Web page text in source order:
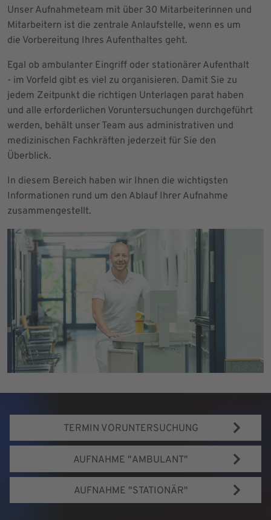
Unser Aufnahmeteam mit über 30 Mitarbeiterinnen und
Mitarbeitern ist die zentrale Anlaufstelle, wenn es um
die Vorbereitung Ihres Aufenthaltes geht.
Egal ob ambulanter Eingriff oder stationärer Aufenthalt
- im Vorfeld gibt es viel zu organisieren. Damit Sie zu
jedem Zeitpunkt die richtigen Unterlagen parat haben
und alle erforderlichen Voruntersuchungen durchgeführt
werden, behält unser Team aus administrativen und
medizinischen Fachkräften jederzeit für Sie den
Überblick.
In diesem Bereich haben wir Ihnen die wichtigsten
Informationen rund um den Ablauf Ihrer Aufnahme
zusammengestellt.
TERMIN VORUNTERSUCHUNG
AUFNAHME "AMBULANT"
AUFNAHME "STATIONÄR"